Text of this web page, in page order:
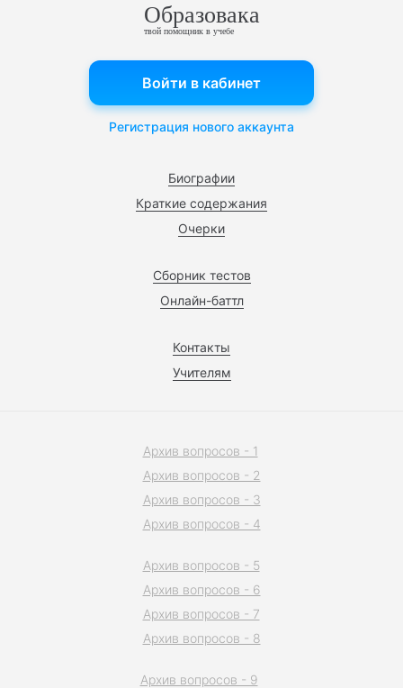
Образовака
твой помощник в учебе
Биографии
Краткие содержания
Очерки
Сборник тестов
Онлайн-баттл
Контакты
Учителям
Войти в кабинет
Регистрация нового аккаунта
Архив вопросов - 1
Архив вопросов - 2
Архив вопросов - 3
Архив вопросов - 4
Архив вопросов - 5
Архив вопросов - 6
Архив вопросов - 7
Архив вопросов - 8
Архив вопросов - 9